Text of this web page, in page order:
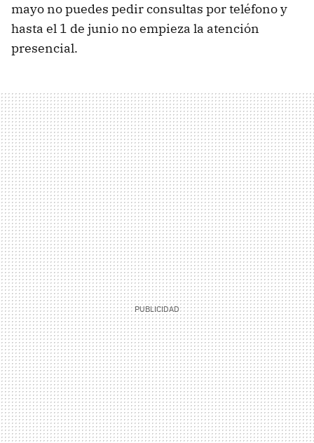
mayo no puedes pedir consultas por teléfono y
hasta el 1 de junio no empieza la atención
presencial.